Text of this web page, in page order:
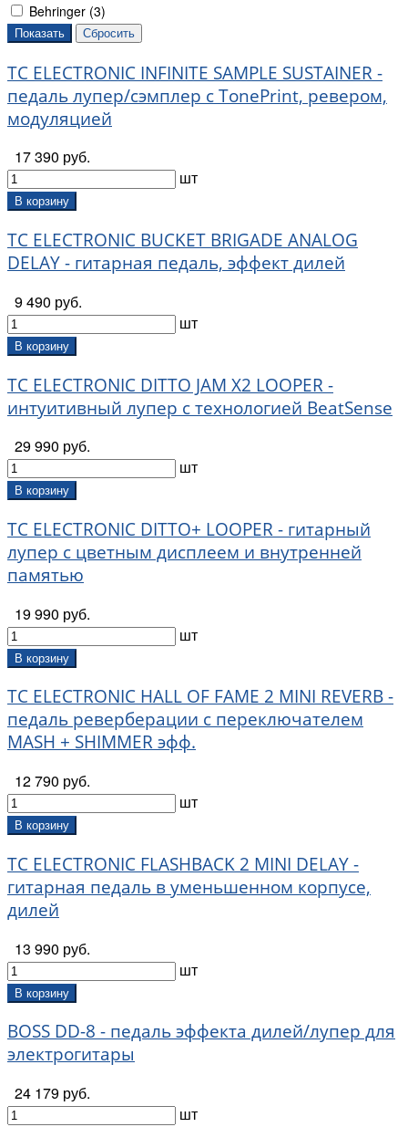
Behringer (3)
TC ELECTRONIC INFINITE SAMPLE SUSTAINER -
педаль лупер/сэмплер с TonePrint, ревером,
модуляцией
17 390 руб.
шт
В корзину
TC ELECTRONIC BUCKET BRIGADE ANALOG
DELAY - гитарная педаль, эффект дилей
9 490 руб.
шт
В корзину
TC ELECTRONIC DITTO JAM X2 LOOPER -
интуитивный лупер с технологией BeatSense
29 990 руб.
шт
В корзину
TC ELECTRONIC DITTO+ LOOPER - гитарный
лупер с цветным дисплеем и внутренней
памятью
19 990 руб.
шт
В корзину
TC ELECTRONIC HALL OF FAME 2 MINI REVERB -
педаль реверберации с переключателем
MASH + SHIMMER эфф.
12 790 руб.
шт
В корзину
TC ELECTRONIC FLASHBACK 2 MINI DELAY -
гитарная педаль в уменьшенном корпусе,
дилей
13 990 руб.
шт
В корзину
BOSS DD-8 - педаль эффекта дилей/лупер для
электрогитары
24 179 руб.
шт